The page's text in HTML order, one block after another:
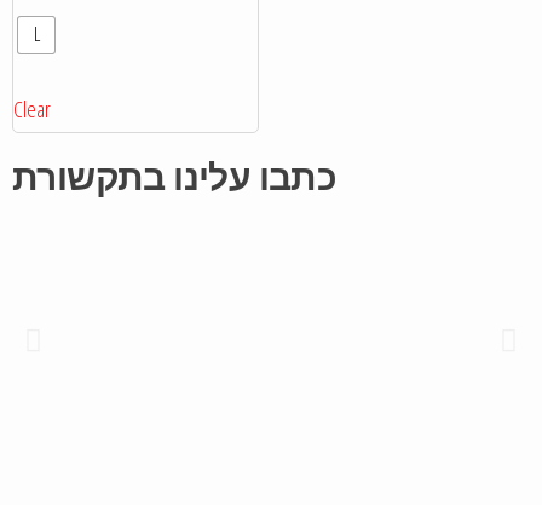
L
Clear
כתבו עלינו בתקשורת